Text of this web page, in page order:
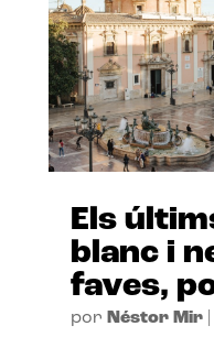
Els
blanc i
faves,
por Néstor Mir|